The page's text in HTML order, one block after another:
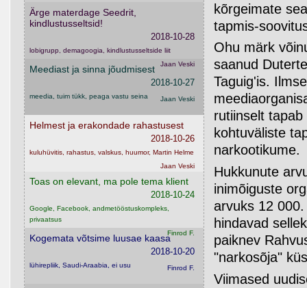
Ärge materdage Seedrit,
kindlustusseltsid!
2018-10-28
lobigrupp, demagoogia, kindlustusseltside liit
Jaan Veski
Meediast ja sinna jõudmisest
2018-10-27
meedia, tuim tükk, peaga vastu seina Jaan Veski
Helmest ja erakondade rahastusest
2018-10-26
kuluhüvitis, rahastus, valskus, huumor, Martin Helme
Jaan Veski
Toas on elevant, ma pole tema klient
2018-10-24
Google, Facebook, andmetööstuskompleks,
privaatsus
Finrod F.
Kogemata võtsime luusae kaasa
2018-10-20
lühirepliik, Saudi-Araabia, ei usu Finrod F.
kõrgeimate
tapmis-
Ohu märk
saanud
Taguig'is.
rutiinselt
kohtuväliste
narkootikume.
Hukkunute
inimõiguste
arvuks 12
hindavad
paiknev
"narkosõja"
Viimased